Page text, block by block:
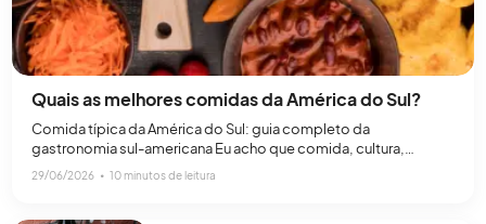
Quais as melhores comidas da América do Sul?
Comida típica da América do Sul: guia completo da
gastronomia sul-americana Eu acho que comida, cultura,
pessoas e paisagem são absolutamente inseparáveis.Anthony
29/06/2026 ∙ 10 minutos de leitura